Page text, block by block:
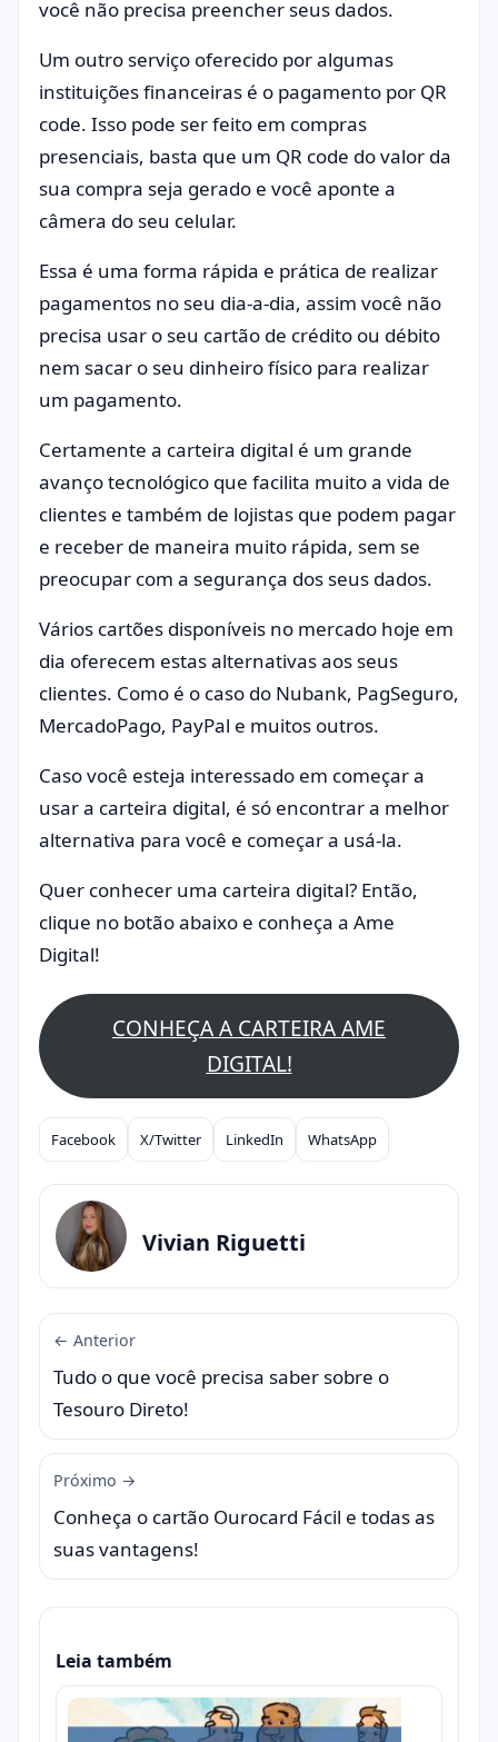
você não precisa preencher seus dados.
Um outro serviço oferecido por algumas
instituições financeiras é o pagamento por QR
code. Isso pode ser feito em compras
presenciais, basta que um QR code do valor da
sua compra seja gerado e você aponte a
câmera do seu celular.
Essa é uma forma rápida e prática de realizar
pagamentos no seu dia-a-dia, assim você não
precisa usar o seu cartão de crédito ou débito
nem sacar o seu dinheiro físico para realizar
um pagamento.
Certamente a carteira digital é um grande
avanço tecnológico que facilita muito a vida de
clientes e também de lojistas que podem pagar
e receber de maneira muito rápida, sem se
preocupar com a segurança dos seus dados.
Vários cartões disponíveis no mercado hoje em
dia oferecem estas alternativas aos seus
clientes. Como é o caso do Nubank, PagSeguro,
MercadoPago, PayPal e muitos outros.
Caso você esteja interessado em começar a
usar a carteira digital, é só encontrar a melhor
alternativa para você e começar a usá-la.
Quer conhecer uma carteira digital? Então,
clique no botão abaixo e conheça a Ame
Digital!
CONHEÇA A CARTEIRA AME
DIGITAL!
Compartilhar
Facebook X/Twitter LinkedIn WhatsApp
Vivian Riguetti
← Anterior
Tudo o que você precisa saber sobre o
Tesouro Direto!
Próximo →
Conheça o cartão Ourocard Fácil e todas as
suas vantagens!
Leia também